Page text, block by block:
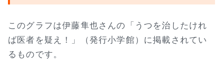
このグラフは伊藤隼也さんの「うつを治したけれ
ば医者を疑え！」（発行小学館）に掲載されてい
るものです。